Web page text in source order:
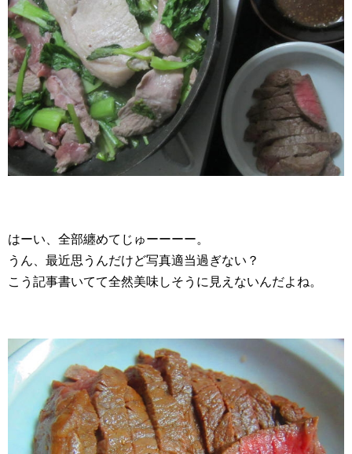
はーい、全部纏めてじゅーーーー。
うん、最近思うんだけど写真適当過ぎない？
こう記事書いてて全然美味しそうに見えないんだよね。